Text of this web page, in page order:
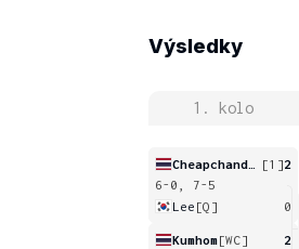
Výsledky
1. kolo
[1]2
6-0, 7-5
Lee [Q] 0
Kumhom[WC]
2